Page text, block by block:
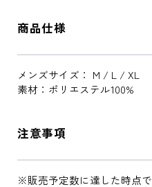
商品仕様
メンズサイズ： M / L / XL
素材：ポリエステル100%
注意事項
※販売予定数に達した時点